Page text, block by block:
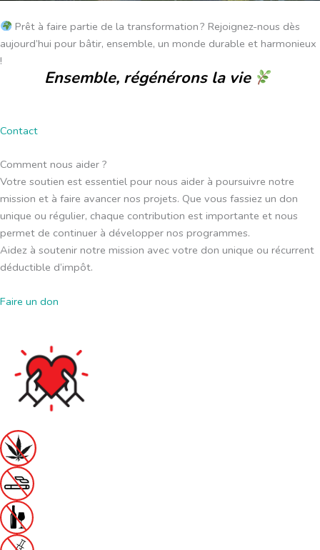
Prêt à faire partie de la transformation ? Rejoignez-nous dès
aujourd’hui pour bâtir, ensemble, un monde durable et harmonieux
!
Ensemble, régénérons la vie
Contact
Comment nous aider ?
Votre soutien est essentiel pour nous aider à poursuivre notre
mission et à faire avancer nos projets. Que vous fassiez un don
unique ou régulier, chaque contribution est importante et nous
permet de continuer à développer nos programmes.
Aidez à soutenir notre mission avec votre don unique ou récurrent
déductible d’impôt.
Faire un don